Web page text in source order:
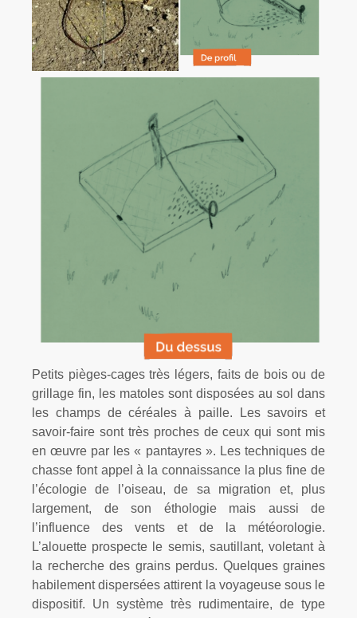
Petits pièges-cages très légers, faits de bois ou de
grillage fin, les matoles sont disposées au sol dans
les champs de céréales à paille. Les savoirs et
savoir-faire sont très proches de ceux qui sont mis
en œuvre par les « pantayres ». Les techniques de
chasse font appel à la connaissance la plus fine de
l’écologie de l’oiseau, de sa migration et, plus
largement, de son éthologie mais aussi de
l’influence des vents et de la météorologie.
L’alouette prospecte le semis, sautillant, voletant à
la recherche des grains perdus. Quelques graines
habilement dispersées attirent la voyageuse sous le
dispositif. Un système très rudimentaire, de type